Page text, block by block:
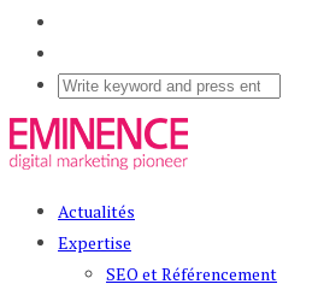
Actualités
Expertise
SEO et Référencement